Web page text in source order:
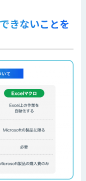
きないことを